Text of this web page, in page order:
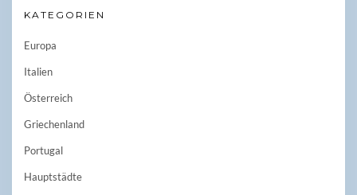
KATEGORIEN
Europa
Italien
Österreich
Griechenland
Portugal
Hauptstädte